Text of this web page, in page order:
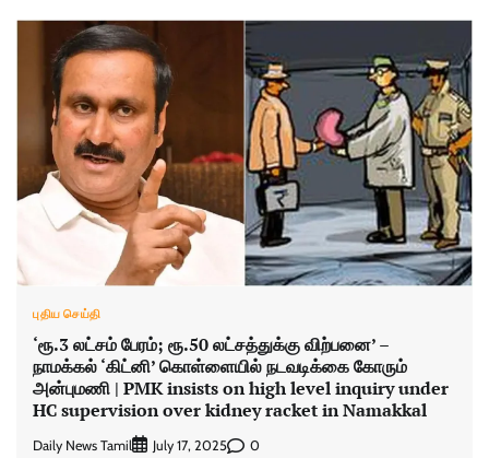
புதிய செய்தி
‘ரூ.3 லட்சம் பேரம்; ரூ.50 லட்சத்துக்கு விற்பனை’ –
நாமக்கல் ‘கிட்னி’ கொள்ளையில் நடவடிக்கை கோரும்
அன்புமணி | PMK insists on high level inquiry under
HC supervision over kidney racket in Namakkal
Daily News Tamil July 17, 2025 0